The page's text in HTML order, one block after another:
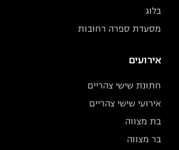
בלוג
מסעדת ספרה רחובות
אירועים
חתונת שישי צהריים
אירועי שישי צהריים
בת מצווה
בר מצווה